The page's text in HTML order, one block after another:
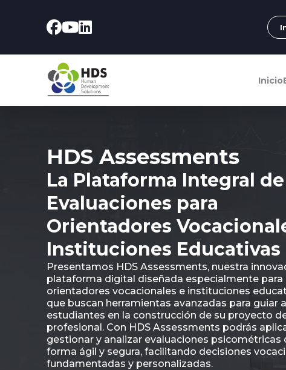
Inicio
HDS Assessments
La Plataforma Integral de
Evaluaciones para
Orientadores
Instituciones Educativas
Presentamos HDS Assessments, nuestra
plataforma digital diseñada especialmente para
orientadores vocacionales e instituciones
que buscan herramientas avanzadas para guiar
estudiantes en la construcción de su proyecto
profesional. Con HDS Assessments podrás
gestionar y analizar evaluaciones psicométricas
forma ágil y segura, facilitando decisiones
fundamentadas y personalizadas.